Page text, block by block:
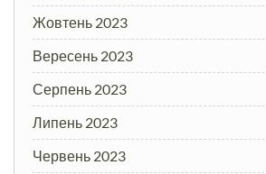
Жовтень 2023
Вересень 2023
Серпень 2023
Липень 2023
Червень 2023